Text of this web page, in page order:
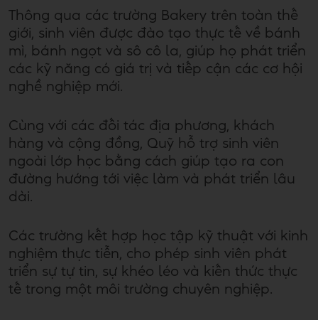
Thông qua các trường Bakery trên toàn thế
giới, sinh viên được đào tạo thực tế về bánh
mì, bánh ngọt và sô cô la, giúp họ phát triển
các kỹ năng có giá trị và tiếp cận các cơ hội
nghề nghiệp mới.
Cùng với các đối tác địa phương, khách
hàng và cộng đồng, Quỹ hỗ trợ sinh viên
ngoài lớp học bằng cách giúp tạo ra con
đường hướng tới việc làm và phát triển lâu
dài.
Các trường kết hợp học tập kỹ thuật với kinh
nghiệm thực tiễn, cho phép sinh viên phát
triển sự tự tin, sự khéo léo và kiến thức thực
tế trong một môi trường chuyên nghiệp.